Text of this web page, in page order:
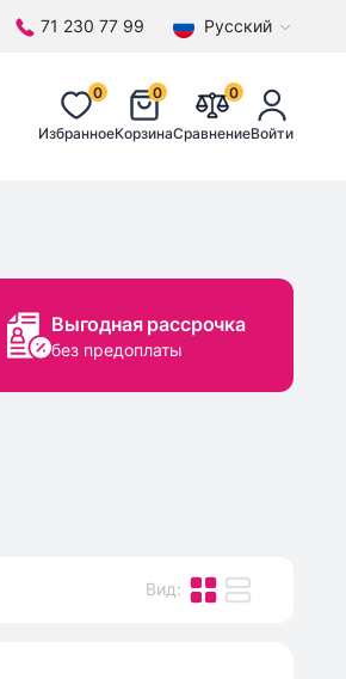
71 230 77 99 Русский
0
Избранное
0
Корзина
0
СравнениеВойти
Выгодная рассрочка
без предоплаты
Вид: